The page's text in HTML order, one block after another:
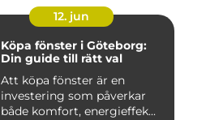
12. jun
Köpa fönster i Göteborg:
Din guide till rätt val
Att köpa fönster är en
investering som påverkar
både komfort, energieffek...